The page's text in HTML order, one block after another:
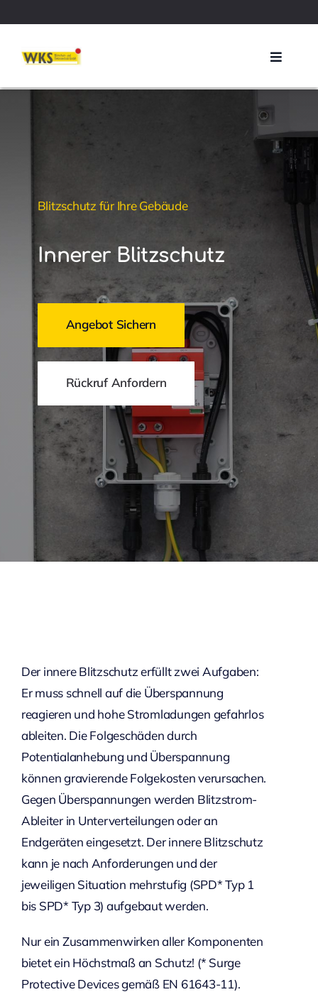
content
Toggle
Blitzschutz
Über uns
Blitzschutz für Ihre Gebäude
Innerer Blitzschutz
Angebot Sichern
Rückruf Anfordern
Der innere Blitzschutz erfüllt zwei Aufgaben:
Er muss schnell auf die Überspannung
reagieren und hohe Stromladungen gefahrlos
ableiten. Die Folgeschäden durch
Potentialanhebung und Überspannung
können gravierende Folgekosten verursachen.
Gegen Überspannungen werden Blitzstrom-
Ableiter in Unterverteilungen oder an
Endgeräten eingesetzt. Der innere Blitzschutz
kann je nach Anforderungen und der
jeweiligen Situation mehrstufig (SPD* Typ 1
bis SPD* Typ 3) aufgebaut werden.
Nur ein Zusammenwirken aller Komponenten
bietet ein Höchstmaß an Schutz! (* Surge
Protective Devices gemäß EN 61643-11).